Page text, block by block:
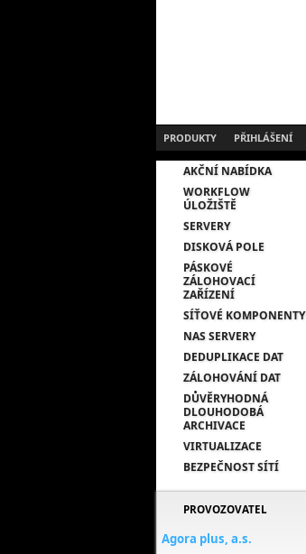
PRODUKTY PŘIHLÁŠENÍ
AKČNÍ NABÍDKA
WORKFLOW
ÚLOŽIŠTĚ
SERVERY
DISKOVÁ POLE
PÁSKOVÉ
ZÁLOHOVACÍ
ZAŘÍZENÍ
SÍŤOVÉ KOMPONENTY
NAS SERVERY
DEDUPLIKACE DAT
ZÁLOHOVÁNÍ DAT
DŮVĚRYHODNÁ
DLOUHODOBÁ
ARCHIVACE
VIRTUALIZACE
BEZPEČNOST SÍTÍ
PROVOZOVATEL
Agora plus, a.s.